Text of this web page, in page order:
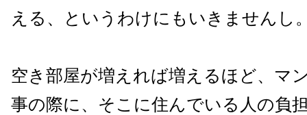
える、というわけにもいきませんし
空き部屋が増えれば増えるほど、マ
事の際に、そこに住んでいる人の負